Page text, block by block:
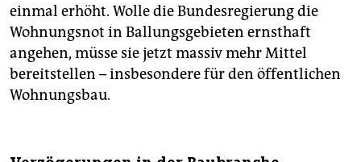
einmal erhöht. Wolle die Bundesregierung die
Wohnungsnot in Ballungsgebieten ernsthaft
angehen, müsse sie jetzt massiv mehr Mittel
bereitstellen – insbesondere für den öffentlichen
Wohnungsbau.